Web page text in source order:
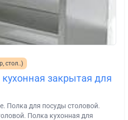
стол..)
закрытая для
Полка для посуды столовой.
Полка кухонная для